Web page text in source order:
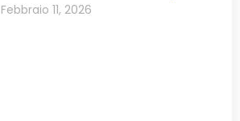
Febbraio 11, 2026